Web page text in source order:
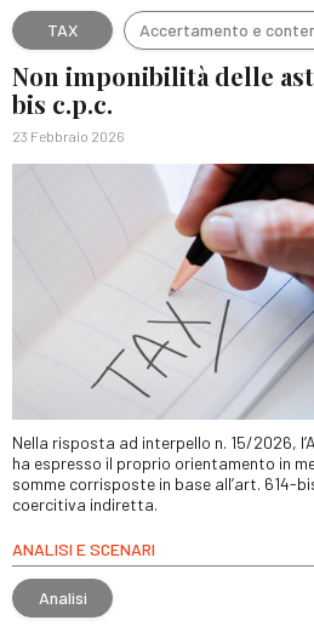
TAX Accertamento e
Non imponibilità delle
bis c.p.c.
23 Febbraio 2026
Nella risposta ad interpello n. 15/2026,
ha espresso il proprio orientamento in
somme corrisposte in base all’art. 614-
coercitiva indiretta.
ANALISI E SCENARI
Analisi